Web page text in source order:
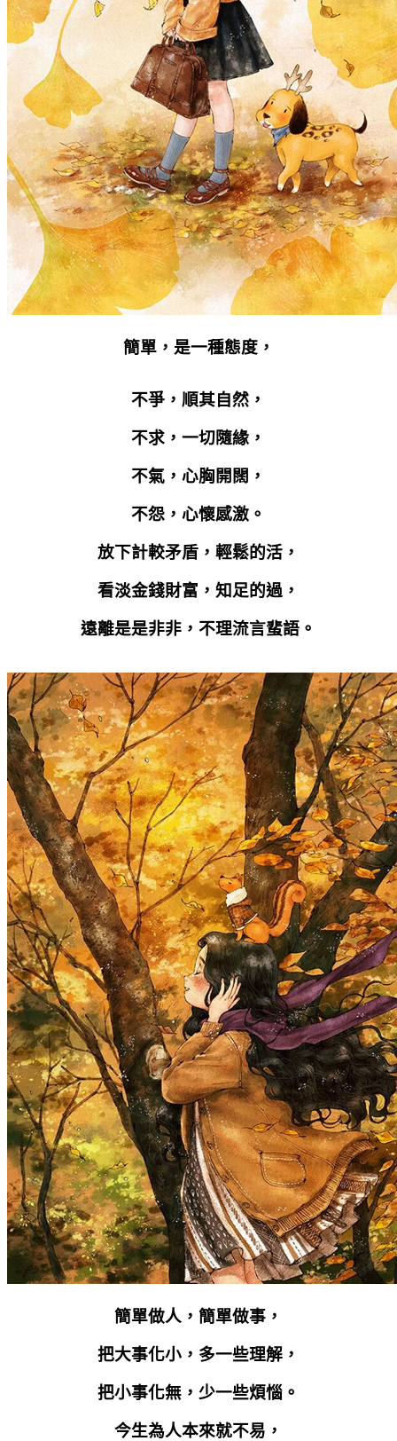
簡單，是一種態度，
不爭，順其自然，
不求，一切隨緣，
不氣，心胸開闊，
不怨，心懷感激。
放下計較矛盾，輕鬆的活，
看淡金錢財富，知足的過，
遠離是是非非，不理流言蜚語。
簡單做人，簡單做事，
把大事化小，多一些理解，
把小事化無，少一些煩惱。
今生為人本來就不易，